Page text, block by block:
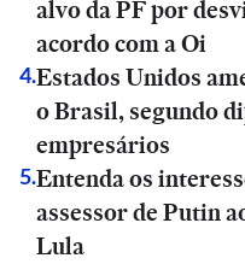
alvo da PF por
acordo com a Oi
4.Estados Unidos
o Brasil, segundo
empresários
5.Entenda os
assessor de Putin
Lula